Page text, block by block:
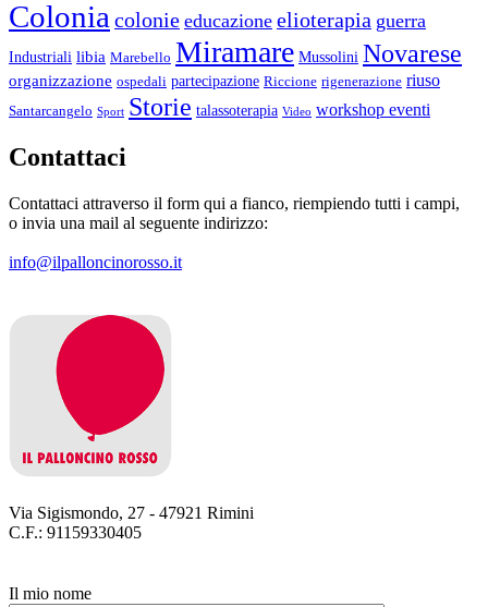
Colonia colonie educazione elioterapia guerra
Industriali libia Marebello Miramare Mussolini Novarese
organizzazione ospedali partecipazione Riccione rigenerazione riuso
Santarcangelo Sport Storie talassoterapia Video workshop eventi
Contattaci
Contattaci attraverso il form qui a fianco, riempiendo tutti i campi,
o invia una mail al seguente indirizzo:
info@ilpalloncinorosso.it
Via Sigismondo, 27 - 47921 Rimini
C.F.: 91159330405
Il mio nome